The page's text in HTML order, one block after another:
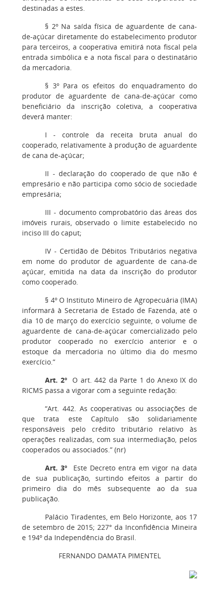
destinadas a estes.
§ 2º Na saída física de aguardente de cana-
de-açúcar diretamente do estabelecimento produtor
para terceiros, a cooperativa emitirá nota fiscal pela
entrada simbólica e a nota fiscal para o destinatário
da mercadoria.
§ 3º Para os efeitos do enquadramento do
produtor de aguardente de cana-de-açúcar como
beneficiário da inscrição coletiva, a cooperativa
deverá manter:
I - controle da receita bruta anual do
cooperado, relativamente à produção de aguardente
de cana de-açúcar;
II - declaração do cooperado de que não é
empresário e não participa como sócio de sociedade
empresária;
III - documento comprobatório das áreas dos
imóveis rurais, observado o limite estabelecido no
inciso III do caput;
IV - Certidão de Débitos Tributários negativa
em nome do produtor de aguardente de cana-de
açúcar, emitida na data da inscrição do produtor
como cooperado.
§ 4º O Instituto Mineiro de Agropecuária (IMA)
informará à Secretaria de Estado de Fazenda, até o
dia 10 de março do exercício seguinte, o volume de
aguardente de cana-de-açúcar comercializado pelo
produtor cooperado no exercício anterior e o
estoque da mercadoria no último dia do mesmo
exercício.”
Art. 2ºO art. 442 da Parte 1 do Anexo IX do
RICMS passa a vigorar com a seguinte redação:
“Art. 442. As cooperativas ou associações de
que trata este Capítulo são solidariamente
responsáveis pelo crédito tributário relativo às
operações realizadas, com sua intermediação, pelos
cooperados ou associados.” (nr)
Art. 3º Este Decreto entra em vigor na data
de sua publicação, surtindo efeitos a partir do
primeiro dia do mês subsequente ao da sua
publicação.
Palácio Tiradentes, em Belo Horizonte, aos 17
de setembro de 2015; 227° da Inconfidência Mineira
e 194º da Independência do Brasil.
FERNANDO DAMATA PIMENTEL